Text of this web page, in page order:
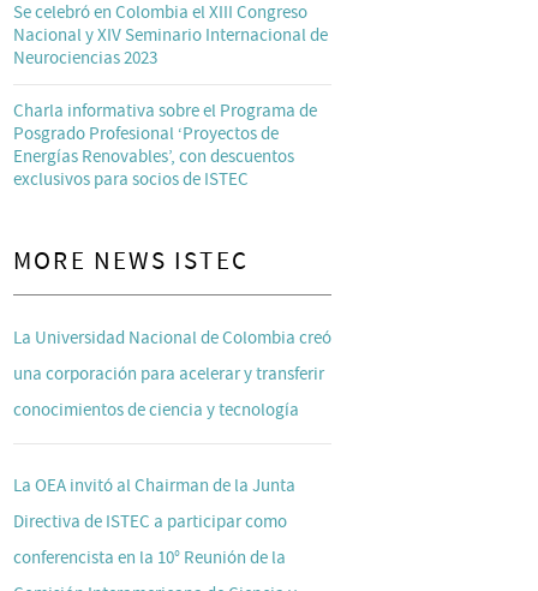
Se celebró en Colombia el XIII Congreso
Nacional y XIV Seminario Internacional de
Neurociencias 2023
Charla informativa sobre el Programa de
Posgrado Profesional ‘Proyectos de
Energías Renovables’, con descuentos
exclusivos para socios de ISTEC
MORE NEWS ISTEC
La Universidad Nacional de Colombia creó
una corporación para acelerar y transferir
conocimientos de ciencia y tecnología
La OEA invitó al Chairman de la Junta
Directiva de ISTEC a participar como
conferencista en la 10° Reunión de la